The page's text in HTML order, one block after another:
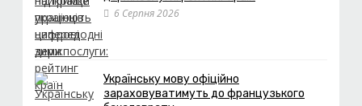
6 Серпня 2026
Українську мову офіційно
зараховуватимуть до французького